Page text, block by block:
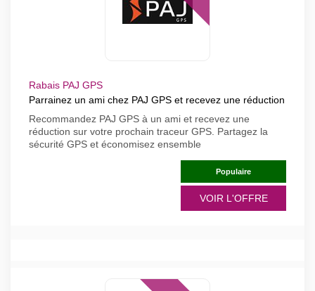
Rabais PAJ GPS
Parrainez un ami chez PAJ GPS et recevez une réduction
Recommandez PAJ GPS à un ami et recevez une
réduction sur votre prochain traceur GPS. Partagez la
sécurité GPS et économisez ensemble
Populaire
VOIR L'OFFRE